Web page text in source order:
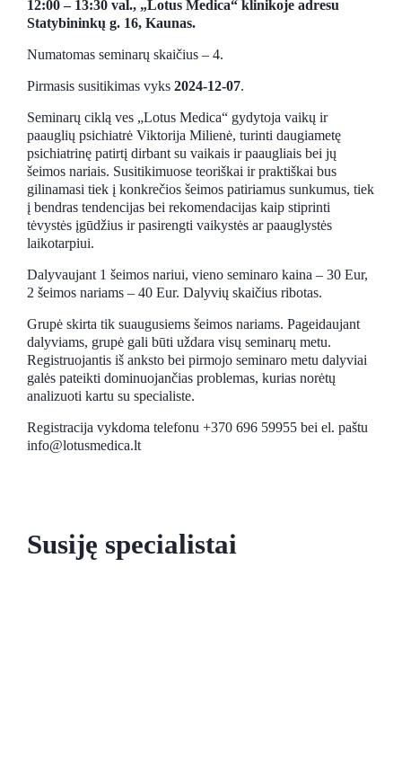
12:00 – 13:30 val., „Lotus Medica“ klinikoje adresu
Statybininkų g. 16, Kaunas.
Numatomas seminarų skaičius – 4.
Pirmasis susitikimas vyks 2024-12-07.
Seminarų ciklą ves „Lotus Medica“ gydytoja vaikų ir
paauglių psichiatrė Viktorija Milienė, turinti daugiametę
psichiatrinę patirtį dirbant su vaikais ir paaugliais bei jų
šeimos nariais. Susitikimuose teoriškai ir praktiškai bus
gilinamasi tiek į konkrečios šeimos patiriamus sunkumus, tiek
į bendras tendencijas bei rekomendacijas kaip stiprinti
tėvystės įgūdžius ir pasirengti vaikystės ar paauglystės
laikotarpiui.
Dalyvaujant 1 šeimos nariui, vieno seminaro kaina – 30 Eur,
2 šeimos nariams – 40 Eur. Dalyvių skaičius ribotas.
Grupė skirta tik suaugusiems šeimos nariams. Pageidaujant
dalyviams, grupė gali būti uždara visų seminarų metu.
Registruojantis iš anksto bei pirmojo seminaro metu dalyviai
galės pateikti dominuojančias problemas, kurias norėtų
analizuoti kartu su specialiste.
Registracija vykdoma telefonu +370 696 59955 bei el. paštu
info@lotusmedica.lt
Susiję specialistai